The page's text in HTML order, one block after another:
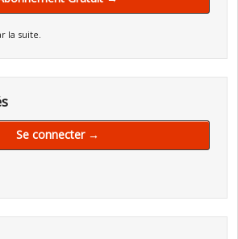
la suite.
Se connecter →